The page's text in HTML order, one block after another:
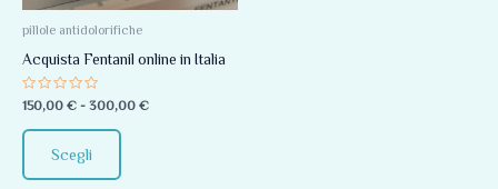
pillole antidolorifiche
Acquista Fentanil online in Italia
Valutato
0
su
5
150,00 € - 300,00 €
Scegli
opzioni
possono
scelte
nella